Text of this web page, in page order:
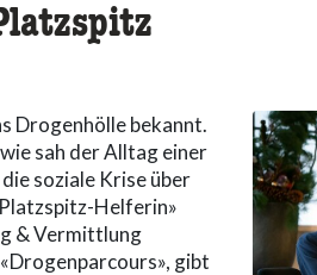
Drogenhölle bekannt.
sah der Alltag einer
soziale Krise über
Helferin»
& Vermittlung
gibt